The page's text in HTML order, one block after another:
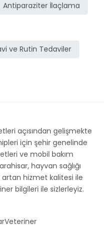
Antiparaziter İlaçlama
ve Rutin Tedaviler
açısından gelişmekte
için şehir genelinde
ve mobil bakım
hayvan sağlığı
artan hizmet kalitesi ile
bilgileri ile sizlerleyiz.